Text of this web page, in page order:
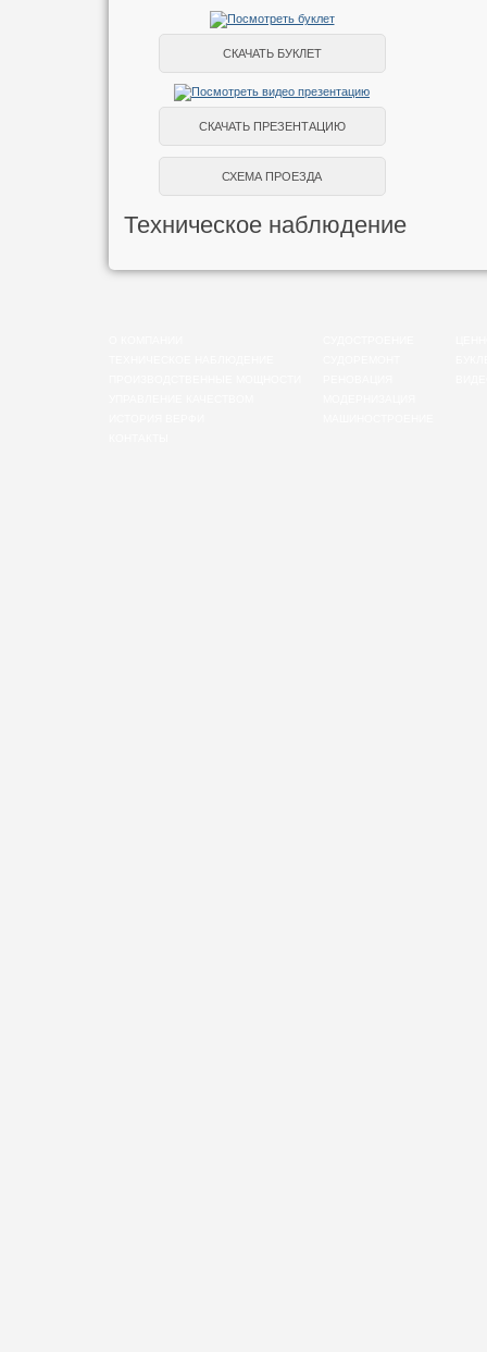
СКАЧАТЬ БУКЛЕТ
СКАЧАТЬ ПРЕЗЕНТАЦИЮ
СХЕМА ПРОЕЗДА
Техническое наблюдение